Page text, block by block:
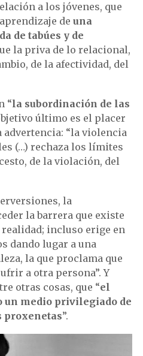
a los jóvenes, que
de una
de tabúes y de
la priva de lo relacional,
de la afectividad, del
“la subordinación de las
último es el placer
advertencia: “la violencia
(…) rechaza los límites
de la violación, del
la
la barrera que existe
incluso erige en
dando lugar a una
la que proclama que
a otra persona”. Y
otras cosas, que “el
un medio privilegiado de
proxenetas”.